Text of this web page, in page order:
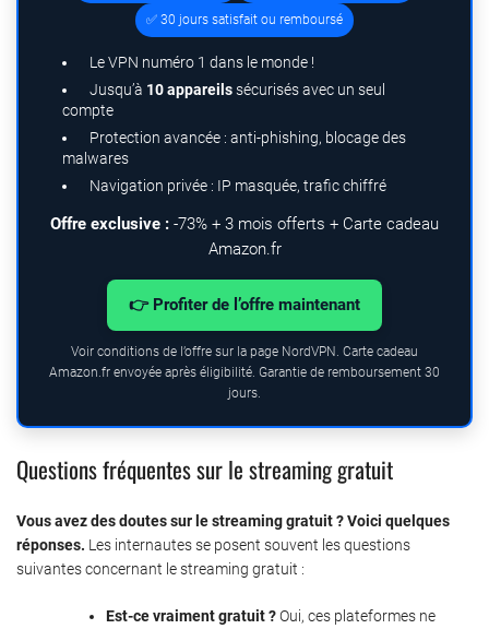
✅ 30 jours satisfait ou remboursé
Le VPN numéro 1 dans le monde !
Jusqu’à 10 appareilssécurisés avec un seul
compte
Protection avancée : anti-phishing, blocage des
malwares
Navigation privée : IP masquée, trafic chiffré
Offre exclusive : -73% + 3 mois offerts + Carte cadeau
Amazon.fr
👉 Profiter de l’offre maintenant
Voir conditions de l’offre sur la page NordVPN. Carte cadeau
Amazon.fr envoyée après éligibilité. Garantie de remboursement 30
jours.
Questions fréquentes sur le streaming gratuit
Vous avez des doutes sur le streaming gratuit ? Voici quelques
réponses. Les internautes se posent souvent les questions
suivantes concernant le streaming gratuit :
Est-ce vraiment gratuit ?Oui, ces plateformes ne